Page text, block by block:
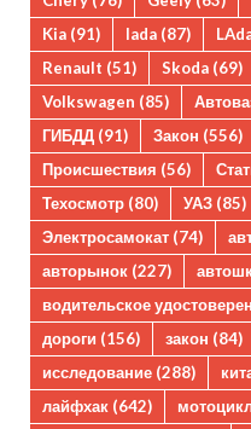
Kia (91) lada (87)
Renault (51) Skoda (69)
Volkswagen (85)
ГИБДД (91) Закон (556)
Происшествия (56)
Техосмотр (80) УАЗ (85)
Электросамокат (74)
авторынок (227)
водительское
дороги (156) закон (84)
исследование (288)
лайфхак (642)